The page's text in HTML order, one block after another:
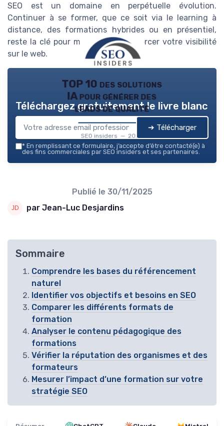
SEO est un domaine en perpétuelle évolution.
Continuer à se former, que ce soit via le learning à
distance, des formations hybrides ou en présentiel,
reste la clé pour maintenir et renforcer votre visibilité
sur le web.
TOP 10 des solutions
IA pour générer des
leads de qualité
SEO insiders — 2026
Téléchargez gratuitement le livre blanc
➔ Télécharger
* En remplissant ce formulaire, j’accepte d’être contacté(e) à
des fins commerciales par SEO insiders et ses partenaires.
Publié le 30/11/2025
par Jean-Luc Desjardins
Sommaire
Comprendre les bases du référencement
naturel
Identifier vos objectifs et besoins en SEO
Comparer les différents formats de
formation
Analyser le contenu pédagogique des
formations
Vérifier la réputation des organismes et des
formateurs
Mesurer l’impact d’une formation sur votre
stratégie SEO